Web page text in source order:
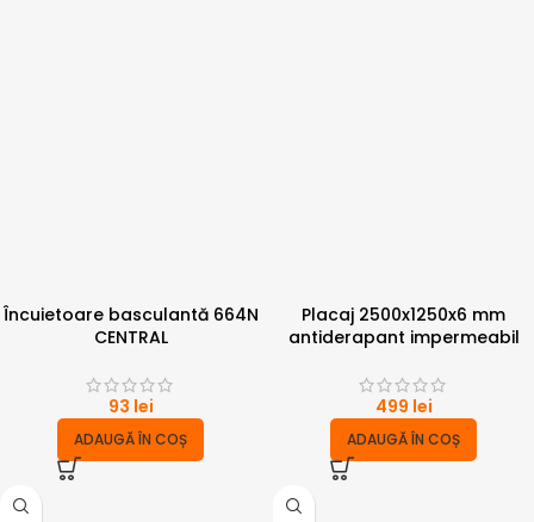
Încuietoare basculantă 664N
CENTRAL
93 lei
ADAUGĂ ÎN COȘ
Placaj 2500x1250x6 mm
antiderapant impermeabil
499 lei
ADAUGĂ ÎN COȘ